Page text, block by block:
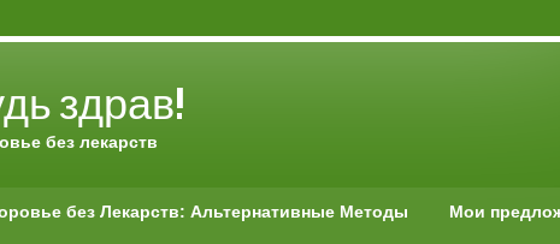
здрав!
без лекарств
без Лекарств: Альтернативные Методы Мои